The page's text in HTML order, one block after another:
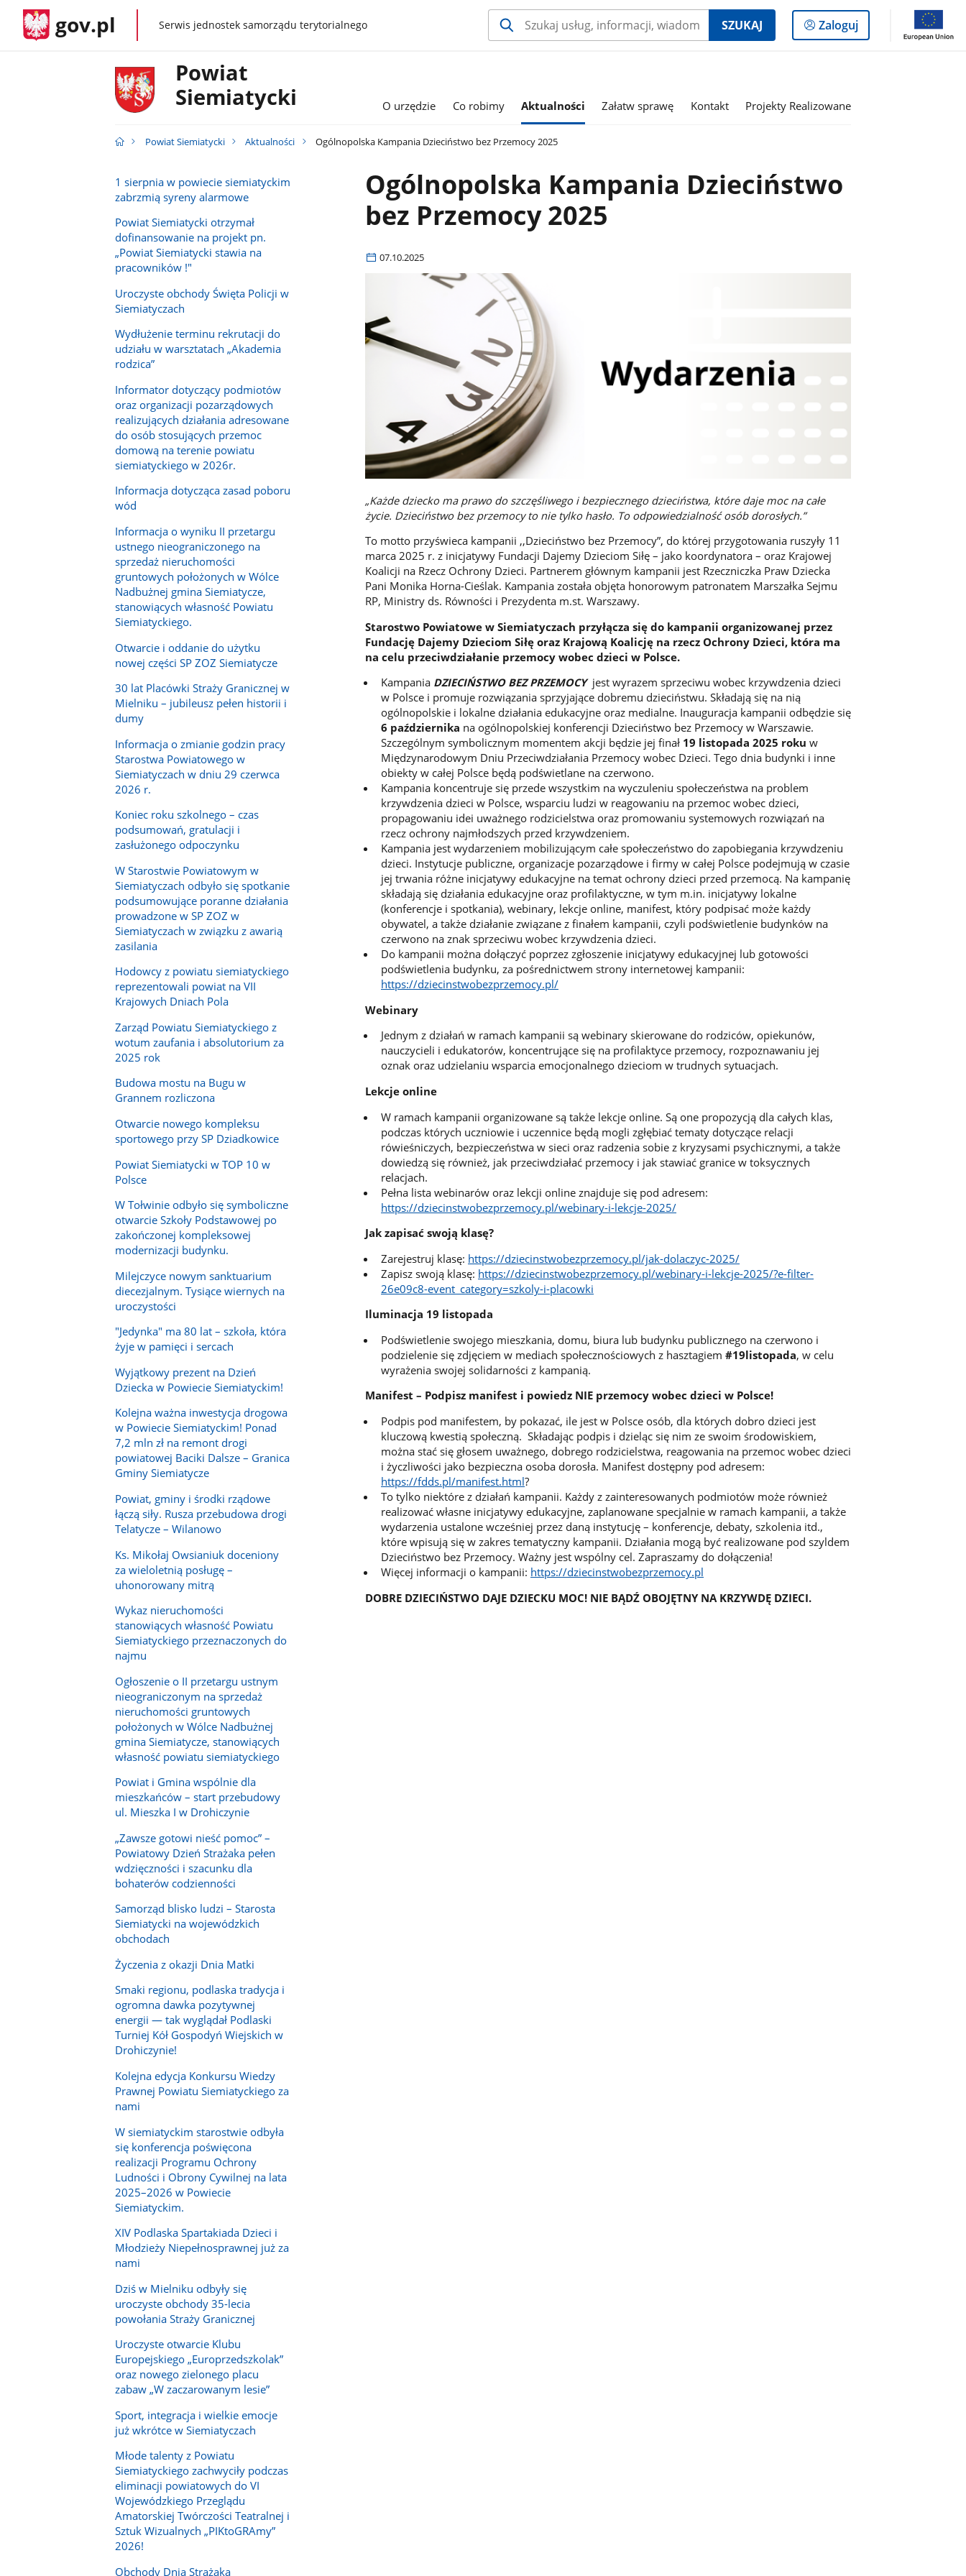
gov.pl gov.plSerwis jednostek samorządu terytorialnego SZUKAJ
Logowanie
do
Zaloguj
Powiat
Siemiatycki
O urzędzie Co robimy Aktualności Załatw sprawę Kontakt Projekty Realizowane
Powiat Siemiatycki Aktualności Ogólnopolska Kampania Dzieciństwo bez Przemocy 2025
1 sierpnia w powiecie siemiatyckim
zabrzmią syreny alarmowe
Powiat Siemiatycki otrzymał
dofinansowanie na projekt pn.
„Powiat Siemiatycki stawia na
pracowników !"
Uroczyste obchody Święta Policji w
Siemiatyczach
Wydłużenie terminu rekrutacji do
udziału w warsztatach „Akademia
rodzica”
Informator dotyczący podmiotów
oraz organizacji pozarządowych
realizujących działania adresowane
do osób stosujących przemoc
domową na terenie powiatu
siemiatyckiego w 2026r.
Informacja dotycząca zasad poboru
wód
Informacja o wyniku II przetargu
ustnego nieograniczonego na
sprzedaż nieruchomości
gruntowych położonych w Wólce
Nadbużnej gmina Siemiatycze,
stanowiących własność Powiatu
Siemiatyckiego.
Otwarcie i oddanie do użytku
nowej części SP ZOZ Siemiatycze
30 lat Placówki Straży Granicznej w
Mielniku – jubileusz pełen historii i
dumy
Informacja o zmianie godzin pracy
Starostwa Powiatowego w
Siemiatyczach w dniu 29 czerwca
2026 r.
Koniec roku szkolnego – czas
podsumowań, gratulacji i
zasłużonego odpoczynku
W Starostwie Powiatowym w
Siemiatyczach odbyło się spotkanie
podsumowujące poranne działania
prowadzone w SP ZOZ w
Siemiatyczach w związku z awarią
zasilania
Hodowcy z powiatu siemiatyckiego
reprezentowali powiat na VII
Krajowych Dniach Pola
Zarząd Powiatu Siemiatyckiego z
wotum zaufania i absolutorium za
2025 rok
Budowa mostu na Bugu w
Grannem rozliczona
Otwarcie nowego kompleksu
sportowego przy SP Dziadkowice
Powiat Siemiatycki w TOP 10 w
Polsce
W Tołwinie odbyło się symboliczne
otwarcie Szkoły Podstawowej po
zakończonej kompleksowej
modernizacji budynku.
Milejczyce nowym sanktuarium
diecezjalnym. Tysiące wiernych na
uroczystości
"Jedynka" ma 80 lat – szkoła, która
żyje w pamięci i sercach
Wyjątkowy prezent na Dzień
Dziecka w Powiecie Siemiatyckim!
Kolejna ważna inwestycja drogowa
w Powiecie Siemiatyckim! Ponad
7,2 mln zł na remont drogi
powiatowej Baciki Dalsze – Granica
Gminy Siemiatycze
Powiat, gminy i środki rządowe
łączą siły. Rusza przebudowa drogi
Telatycze – Wilanowo
Ks. Mikołaj Owsianiuk doceniony
za wieloletnią posługę –
uhonorowany mitrą
Wykaz nieruchomości
stanowiących własność Powiatu
Siemiatyckiego przeznaczonych do
najmu
Ogłoszenie o II przetargu ustnym
nieograniczonym na sprzedaż
nieruchomości gruntowych
położonych w Wólce Nadbużnej
gmina Siemiatycze, stanowiących
własność powiatu siemiatyckiego
Powiat i Gmina wspólnie dla
mieszkańców – start przebudowy
ul. Mieszka I w Drohiczynie
„Zawsze gotowi nieść pomoc” –
Powiatowy Dzień Strażaka pełen
wdzięczności i szacunku dla
bohaterów codzienności
Samorząd blisko ludzi – Starosta
Siemiatycki na wojewódzkich
obchodach
Życzenia z okazji Dnia Matki
Smaki regionu, podlaska tradycja i
ogromna dawka pozytywnej
energii — tak wyglądał Podlaski
Turniej Kół Gospodyń Wiejskich w
Drohiczynie!
Kolejna edycja Konkursu Wiedzy
Prawnej Powiatu Siemiatyckiego za
nami
W siemiatyckim starostwie odbyła
się konferencja poświęcona
realizacji Programu Ochrony
Ludności i Obrony Cywilnej na lata
2025–2026 w Powiecie
Siemiatyckim.
XIV Podlaska Spartakiada Dzieci i
Młodzieży Niepełnosprawnej już za
nami
Dziś w Mielniku odbyły się
uroczyste obchody 35-lecia
powołania Straży Granicznej
Uroczyste otwarcie Klubu
Europejskiego „Europrzedszkolak”
oraz nowego zielonego placu
zabaw „W zaczarowanym lesie”
Sport, integracja i wielkie emocje
już wkrótce w Siemiatyczach
Młode talenty z Powiatu
Siemiatyckiego zachwyciły podczas
eliminacji powiatowych do VI
Wojewódzkiego Przeglądu
Amatorskiej Twórczości Teatralnej i
Sztuk Wizualnych „PIKtoGRAmy”
2026!
Obchody Dnia Strażaka
Ogólnopolska Kampania Dzieciństwo
bez Przemocy 2025
07.10.2025
„Każde dziecko ma prawo do szczęśliwego i bezpiecznego dzieciństwa, które daje moc na całe
życie. Dzieciństwo bez przemocy to nie tylko hasło. To odpowiedzialność osób dorosłych.”
To motto przyświeca kampanii ,,Dzieciństwo bez Przemocy”, do której przygotowania ruszyły 11
marca 2025 r. z inicjatywy Fundacji Dajemy Dzieciom Siłę – jako koordynatora – oraz Krajowej
Koalicji na Rzecz Ochrony Dzieci. Partnerem głównym kampanii jest Rzeczniczka Praw Dziecka
Pani Monika Horna-Cieślak. Kampania została objęta honorowym patronatem Marszałka Sejmu
RP, Ministry ds. Równości i Prezydenta m.st. Warszawy.
Starostwo Powiatowe w Siemiatyczach przyłącza się do kampanii organizowanej przez
Fundację Dajemy Dzieciom Siłę oraz Krajową Koalicję na rzecz Ochrony Dzieci, która ma
na celu przeciwdziałanie przemocy wobec dzieci w Polsce.
Kampania DZIECIŃSTWO BEZ PRZEMOCY jest wyrazem sprzeciwu wobec krzywdzenia dzieci
w Polsce i promuje rozwiązania sprzyjające dobremu dzieciństwu. Składają się na nią
ogólnopolskie i lokalne działania edukacyjne oraz medialne. Inauguracja kampanii odbędzie się
6 października na ogólnopolskiej konferencji Dzieciństwo bez Przemocy w Warszawie.
Szczególnym symbolicznym momentem akcji będzie jej finał 19 listopada 2025 rokuw
Międzynarodowym Dniu Przeciwdziałania Przemocy wobec Dzieci. Tego dnia budynki i inne
obiekty w całej Polsce będą podświetlane na czerwono.
Kampania koncentruje się przede wszystkim na wyczuleniu społeczeństwa na problem
krzywdzenia dzieci w Polsce, wsparciu ludzi w reagowaniu na przemoc wobec dzieci,
propagowaniu idei uważnego rodzicielstwa oraz promowaniu systemowych rozwiązań na
rzecz ochrony najmłodszych przed krzywdzeniem.
Kampania jest wydarzeniem mobilizującym całe społeczeństwo do zapobiegania krzywdzeniu
dzieci. Instytucje publiczne, organizacje pozarządowe i firmy w całej Polsce podejmują w czasie
jej trwania różne inicjatywy edukacyjne na temat ochrony dzieci przed przemocą. Na kampanię
składają się działania edukacyjne oraz profilaktyczne, w tym m.in. inicjatywy lokalne
(konferencje i spotkania), webinary, lekcje online, manifest, który podpisać może każdy
obywatel, a także działanie związane z finałem kampanii, czyli podświetlenie budynków na
czerwono na znak sprzeciwu wobec krzywdzenia dzieci.
Do kampanii można dołączyć poprzez zgłoszenie inicjatywy edukacyjnej lub gotowości
podświetlenia budynku, za pośrednictwem strony internetowej kampanii:
https://dziecinstwobezprzemocy.pl/
Webinary
Jednym z działań w ramach kampanii są webinary skierowane do rodziców, opiekunów,
nauczycieli i edukatorów, koncentrujące się na profilaktyce przemocy, rozpoznawaniu jej
oznak oraz udzielaniu wsparcia emocjonalnego dzieciom w trudnych sytuacjach.
Lekcje online
W ramach kampanii organizowane są także lekcje online. Są one propozycją dla całych klas,
podczas których uczniowie i uczennice będą mogli zgłębiać tematy dotyczące relacji
rówieśniczych, bezpieczeństwa w sieci oraz radzenia sobie z kryzysami psychicznymi, a także
dowiedzą się również, jak przeciwdziałać przemocy i jak stawiać granice w toksycznych
relacjach.
Pełna lista webinarów oraz lekcji online znajduje się pod adresem:
https://dziecinstwobezprzemocy.pl/webinary-i-lekcje-2025/
Jak zapisać swoją klasę?
Zarejestruj klasę: https://dziecinstwobezprzemocy.pl/jak-dolaczyc-2025/
Zapisz swoją klasę: https://dziecinstwobezprzemocy.pl/webinary-i-lekcje-2025/?e-filter-
26e09c8-event_category=szkoly-i-placowki
Iluminacja 19 listopada
Podświetlenie swojego mieszkania, domu, biura lub budynku publicznego na czerwono i
podzielenie się zdjęciem w mediach społecznościowych z hasztagiem#19listopada, w celu
wyrażenia swojej solidarności z kampanią.
Manifest – Podpisz manifest i powiedz NIE przemocy wobec dzieci w Polsce!
Podpis pod manifestem, by pokazać, ile jest w Polsce osób, dla których dobro dzieci jest
kluczową kwestią społeczną. Składając podpis i dzieląc się nim ze swoim środowiskiem,
można stać się głosem uważnego, dobrego rodzicielstwa, reagowania na przemoc wobec dzieci
i życzliwości jako bezpieczna osoba dorosła. Manifest dostępny pod adresem:
https://fdds.pl/manifest.html?
To tylko niektóre z działań kampanii. Każdy z zainteresowanych podmiotów może również
realizować własne inicjatywy edukacyjne, zaplanowane specjalnie w ramach kampanii, a także
wydarzenia ustalone wcześniej przez daną instytucję – konferencje, debaty, szkolenia itd.,
które wpisują się w zakres tematyczny kampanii. Działania mogą być realizowane pod szyldem
Dzieciństwo bez Przemocy. Ważny jest wspólny cel. Zapraszamy do dołączenia!
Więcej informacji o kampanii: https://dziecinstwobezprzemocy.pl
DOBRE DZIECIŃSTWO DAJE DZIECKU MOC! NIE BĄDŹ OBOJĘTNY NA KRZYWDĘ DZIECI.